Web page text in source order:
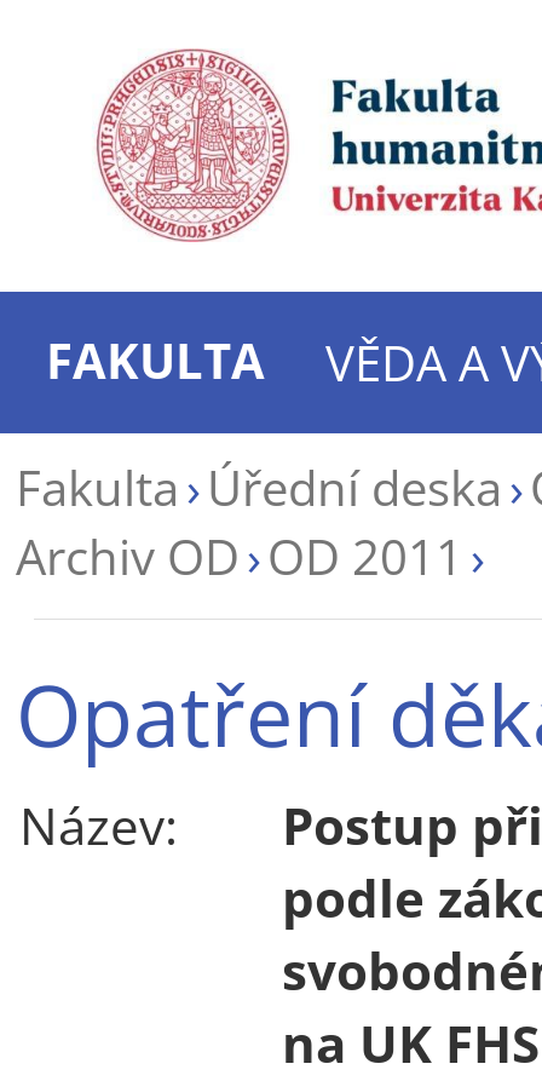
FAKULTA
VĚDA A
Fakulta Úřední deska
Archiv OD OD 2011
Opatření
Název:
Postup
podle
na UK FHS